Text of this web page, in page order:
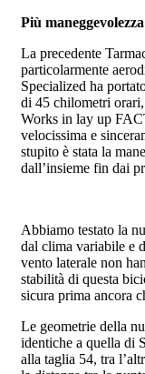
Più maneggevolezza
La precedente
particolarmente
Specialized ha
di 45 chilometri
Works in lay up
velocissima e
stupito è stata la
dall’insieme fin dai
Abbiamo testato la
dal clima variabile e
vento laterale non
stabilità di questa
sicura prima ancora
Le geometrie della
identiche a quella di
alla taglia 54, tra